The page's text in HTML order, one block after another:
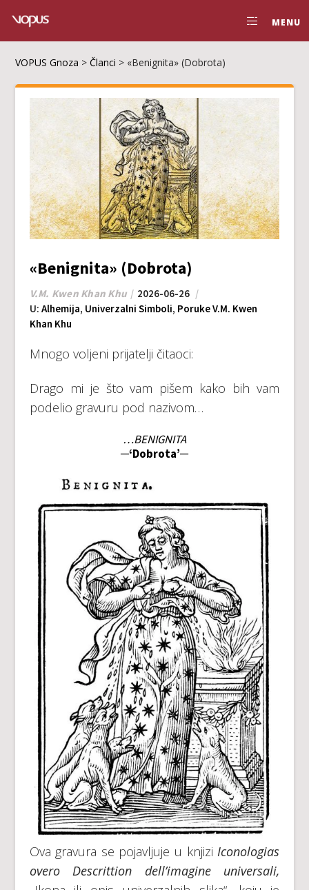
MENU
VOPUS Gnoza >Članci > «Benignita» (Dobrota)
«Benignita» (Dobrota)
V.M. Kwen Khan Khu
2026-06-26
U: Alhemija, Univerzalni Simboli, Poruke V.M. Kwen
Khan Khu
Mnogo voljeni prijatelji čitaoci:
Drago mi je što vam pišem kako bih vam
podelio gravuru pod nazivom…
…BENIGNITA
─‘Dobrota’─
Ova gravura se pojavljuje u knjizi Iconologias
overo Descrittion dell’imagine universali,